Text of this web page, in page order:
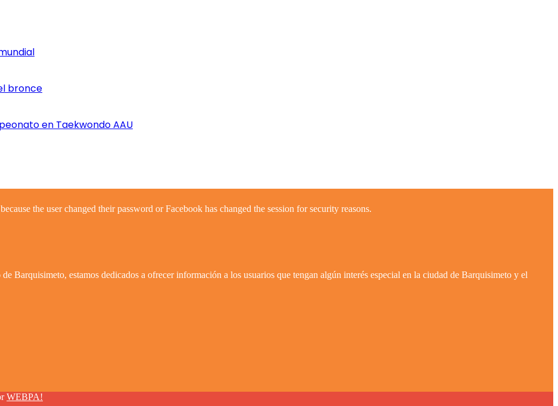
bronce
en Taekwondo AAU
the user changed their password or Facebook has changed the session for security reasons.
Barquisimeto, estamos dedicados a ofrecer información a los usuarios que tengan algún interés especial en la ciudad de Barquisimeto y el
WEBPA!